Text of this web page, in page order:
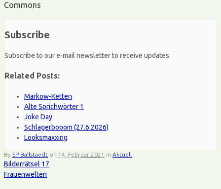
Commons
Subscribe
Subscribe to our e-mail newsletter to receive updates.
Related Posts:
Markow-Ketten
Alte Sprichwörter 1
Joke Day
Schlagerbooom (27.6.2026)
Looksmaxxing
By SP Ballstaedt on 14. Februar 2021 in Aktuell
Bilderrätsel 17
Frauenwelten